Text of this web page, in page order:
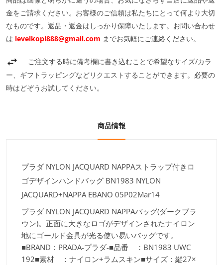
金をご請求ください。お客様のご信頼は私たちにとって何より大切
なものです。返品・返金はしっかり保障いたします。お問い合わせ
は levelkopi888@gmail.com までお気軽にご連絡ください。
ご注文する時に備考欄に書き込むことで希望なサイズ/カラ
ー、ギフトラッピングなどリクエストすることができます。必要の
時はどぞうお試してください。
商品情報
プラダ NYLON JACQUARD NAPPAストラップ付きロ
ゴデザインハンドバッグ BN1983 NYLON
JACQUARD+NAPPA EBANO 05P02Mar14
プラダ NYLON JACQUARD NAPPAバッグ(ダークブラ
ウン)。正面に大きなロゴがデザインされたナイロン
地にゴールド金具が光る使い易いバッグです。
■BRAND：PRADA-プラダ-■品番 ：BN1983 UWC
192■素材 ：ナイロン+ラムスキン■サイズ：縦27×